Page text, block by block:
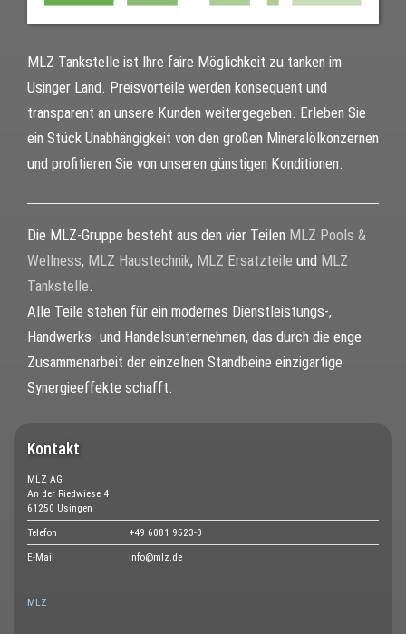
MLZ Tankstelle ist Ihre faire Möglichkeit zu tanken im
Usinger Land. Preisvorteile werden konsequent und
transparent an unsere Kunden weitergegeben. Erleben Sie
ein Stück Unabhängigkeit von den großen Mineralölkonzernen
und profitieren Sie von unseren günstigen Konditionen.
Die MLZ-Gruppe besteht aus den vier Teilen MLZ Pools &
Wellness, MLZ Haustechnik, MLZ Ersatzteile und MLZ
Tankstelle.
Alle Teile stehen für ein modernes Dienstleistungs-,
Handwerks- und Handelsunternehmen, das durch die enge
Zusammenarbeit der einzelnen Standbeine einzigartige
Synergieeffekte schafft.
Kontakt
MLZ AG
An der Riedwiese 4
61250 Usingen
Telefon
+49 6081 9523-0
E-Mail
info@mlz.de
MLZ